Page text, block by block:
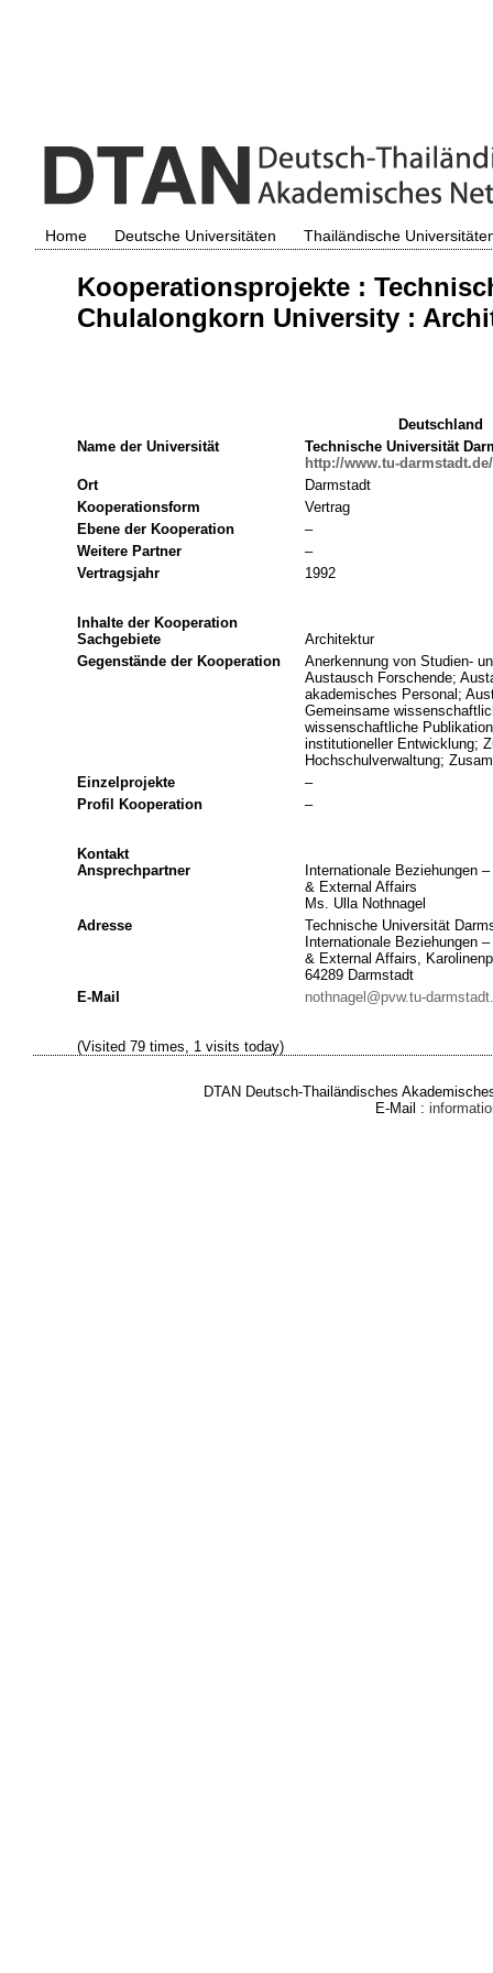
Home Deutsche Universitäten Thailändische
Kooperationsprojekte :
Chulalongkorn University :
Deutschland
Name der Universität
Technische Universität
http://www.tu-darmstadt.de/
Ort
Darmstadt
Kooperationsform
Vertrag
Ebene der Kooperation
–
Weitere Partner
–
Vertragsjahr
1992
Inhalte der Kooperation
Sachgebiete
Architektur
Gegenstände der Kooperation
Anerkennung von Studien-
Austausch Forschende;
akademisches Personal;
Gemeinsame
wissenschaftliche
institutioneller Entwicklung;
Hochschulverwaltung;
Einzelprojekte
–
Profil Kooperation
–
Kontakt
Ansprechpartner
Internationale Beziehungen
& External Affairs
Ms. Ulla Nothnagel
Adresse
Technische Universität
Internationale Beziehungen
& External Affairs,
64289 Darmstadt
E-Mail
nothnagel@pvw.tu-
(Visited 79 times, 1 visits today)
DTAN Deutsch-Thailändisches
E-Mail :